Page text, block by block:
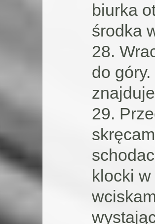
biurka
środka
28.
do
29.
klocki w